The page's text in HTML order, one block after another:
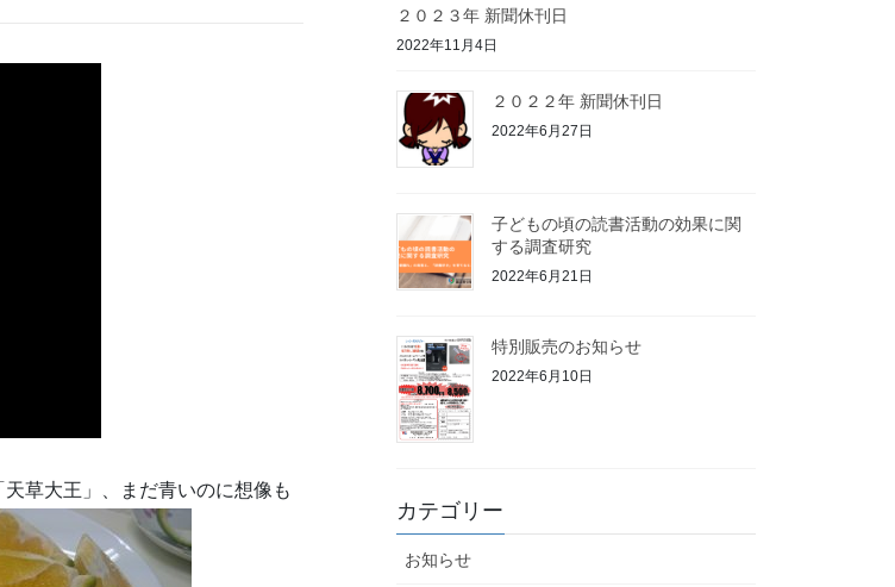
草大王」、まだ青いのに想像も
２０２３年 新聞休刊日
2022年11月4日
２０２２年 新聞休刊日
2022年6月27日
子どもの頃の読書活動の効果に関
する調査研究
2022年6月21日
特別販売のお知らせ
2022年6月10日
カテゴリー
お知らせ